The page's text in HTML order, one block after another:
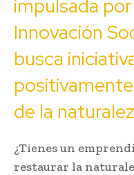
impulsada
Innovación
busca
de la
¿Tienes un
restaurar la